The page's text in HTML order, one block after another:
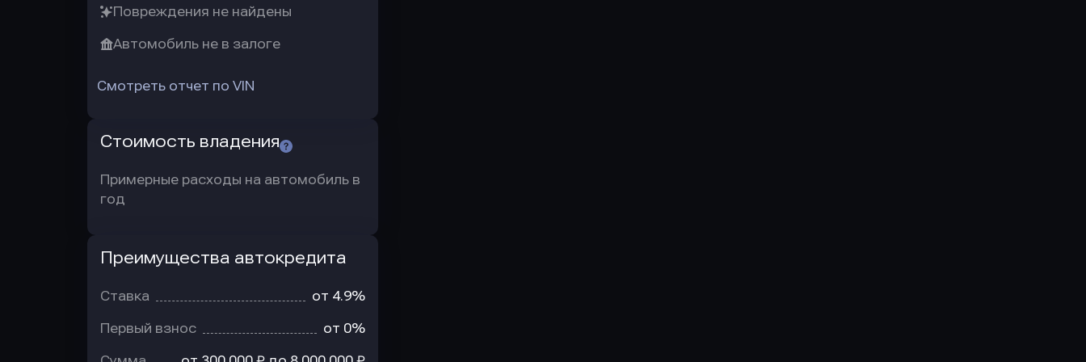
Повреждения не найдены
Автомобиль не в залоге
Смотреть отчет по VIN
Стоимость владения
Примерные расходы на автомобиль в
год
Преимущества автокредита
Ставка от 4.9%
Первый взнос от 0%